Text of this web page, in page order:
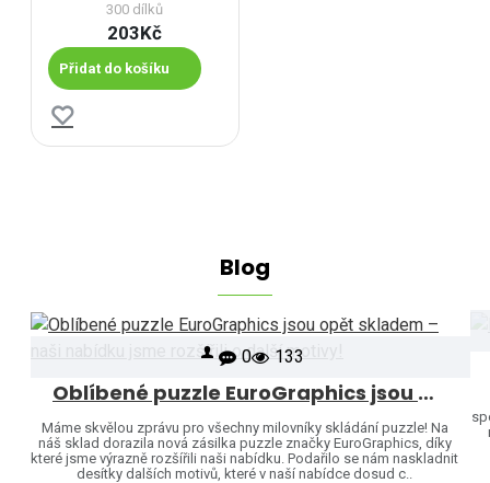
300 dílků
203Kč
Přidat do košíku
Blog
0 133
Oblíbené puzzle EuroGraphics jsou opět skladem – naši nabídku jsme rozšířili o další motivy!
Máme skvělou zprávu pro všechny milovníky skládání puzzle! Na
náš sklad dorazila nová zásilka puzzle značky EuroGraphics, díky
které jsme výrazně rozšířili naši nabídku. Podařilo se nám naskladnit
desítky dalších motivů, které v naší nabídce dosud c..